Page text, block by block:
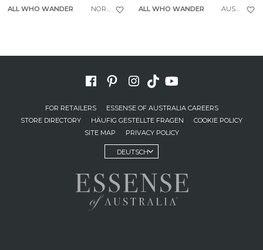
ALL WHO WANDER NORTH ALL WHO WANDER AUSTIN
FOR RETAILERS
ESSENSE OF AUSTRALIA CAREERS
STORE DIRECTORY
HÄUFIG GESTELLTE FRAGEN
COOKIE POLICY
SITE MAP
PRIVACY POLICY
DEUTSCH